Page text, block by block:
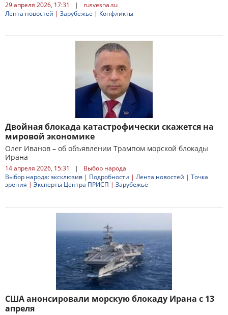
29 апреля 2026, 17:31 |
rusvesna.su
Лента новостей | Зарубежье | Конфликты
Двойная блокада катастрофически скажется на
мировой экономике
Олег Иванов – об объявлении Трампом морской блокады
Ирана
14 апреля 2026, 15:31 |
Выбор народа
Выбор народа: эксклюзив | Подробности | Лента новостей | Точка
зрения | Эксперты Центра ПРИСП | Зарубежье
США анонсировали морскую блокаду Ирана с 13
апреля